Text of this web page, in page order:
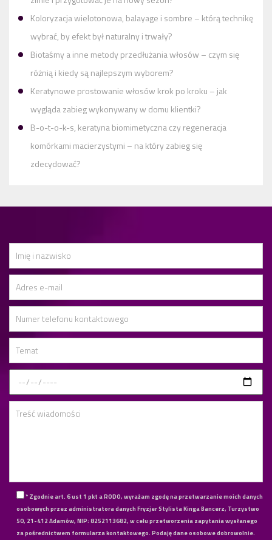
Koloryzacja wielotonowa, balayage i sombre – którą technikę
wybrać, by efekt był naturalny i trwały?
Biotaśmy a inne metody przedłużania włosów – czym się
różnią i kiedy są najlepszym wyborem?
Keratynowe prostowanie włosów krok po kroku – jak
wygląda zabieg wykonywany w domu klientki?
B-o-t-o-k-s, keratyna biomimetyczna czy regeneracja
komórkami macierzystymi – na który zabieg się
zdecydować?
* Zgodnie art. 6 ust 1 pkt a RODO, wyrażam zgodę na przetwarzanie moich danych
osobowych przez administratora danych Fryzjer Stylista Kinga Bancerz, Turzystwo
50, 21-412 Adamów, NIP: 8252113682, w celu przetworzenia zapytania wysłanego
za pośrednictwem formularza kontaktowego. Podaję dane osobowe dobrowolnie.